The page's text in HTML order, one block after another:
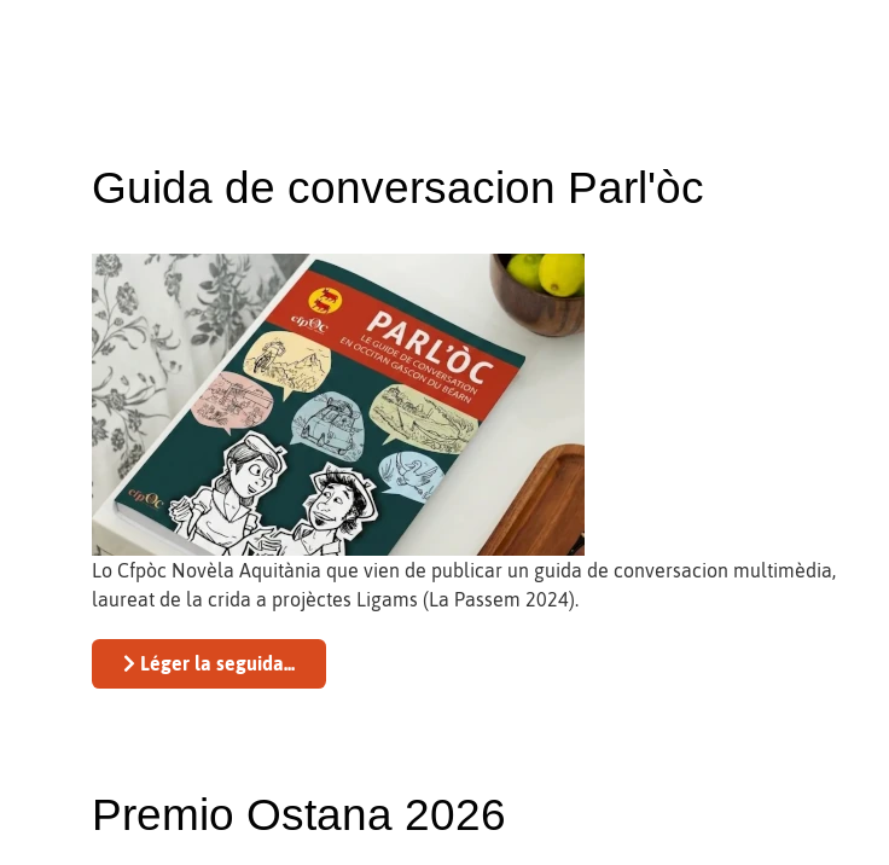
Guida de conversacion Parl'òc
Lo Cfpòc Novèla Aquitània que vien de publicar un guida de conversacion multimèdia,
laureat de la crida a projèctes Ligams (La Passem 2024).
Léger la seguida...
Premio Ostana 2026